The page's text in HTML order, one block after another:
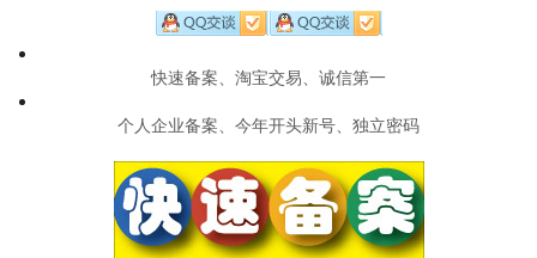
快速备案、淘宝交易、诚信第一
个人企业备案、今年开头新号、独立密码